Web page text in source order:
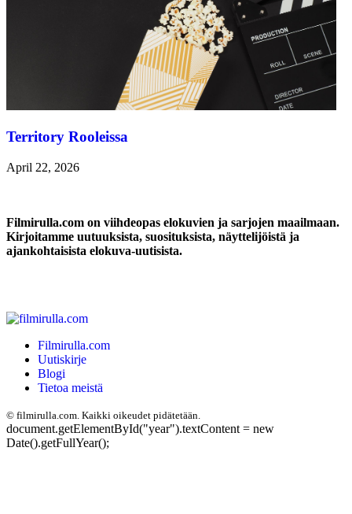
Territory Rooleissa
April 22, 2026
Filmirulla.com on viihdeopas elokuvien ja sarjojen maailmaan.
Kirjoitamme uutuuksista, suosituksista, näyttelijöistä ja
ajankohtaisista elokuva-uutisista.
Filmirulla.com
Uutiskirje
Blogi
Tietoa meistä
© filmirulla.com. Kaikki oikeudet pidätetään.
document.getElementById("year").textContent = new
Date().getFullYear();